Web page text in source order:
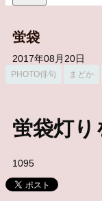
蛍袋
2017年08月20日
PHOTO俳句 まどか
蛍袋灯り
1095